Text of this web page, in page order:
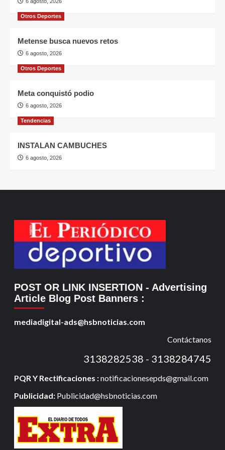
Otros Deportes
Metense busca nuevos retos
6 agosto, 2026
Otros Deportes
Meta conquistó podio
6 agosto, 2026
Tendencias
INSTALAN CAMBUCHES
6 agosto, 2026
POST OR LINK INSERTION - Advertising
Article Blog Post Banners :
mediadigital-ads@hsbnoticias.com
Contáctanos
3138282538 - 3138284745
PQR Y Rectificaciones :notificacionesepds@gmail.com
Publicidad: Publicidad@hsbnoticias.com